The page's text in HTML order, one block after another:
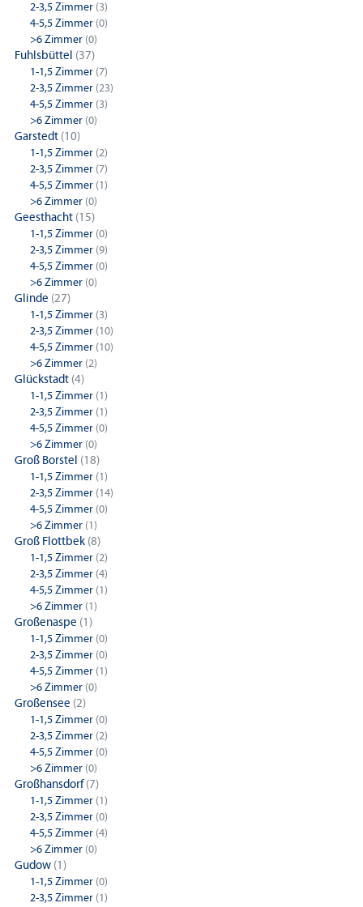
2-3,5 Zimmer (3)
4-5,5 Zimmer (0)
>6 Zimmer (0)
Fuhlsbüttel (37)
1-1,5 Zimmer (7)
2-3,5 Zimmer (23)
4-5,5 Zimmer (3)
>6 Zimmer (0)
Garstedt (10)
1-1,5 Zimmer (2)
2-3,5 Zimmer (7)
4-5,5 Zimmer (1)
>6 Zimmer (0)
Geesthacht (15)
1-1,5 Zimmer (0)
2-3,5 Zimmer (9)
4-5,5 Zimmer (0)
>6 Zimmer (0)
Glinde (27)
1-1,5 Zimmer (3)
2-3,5 Zimmer (10)
4-5,5 Zimmer (10)
>6 Zimmer (2)
Glückstadt (4)
1-1,5 Zimmer (1)
2-3,5 Zimmer (1)
4-5,5 Zimmer (0)
>6 Zimmer (0)
Groß Borstel (18)
1-1,5 Zimmer (1)
2-3,5 Zimmer (14)
4-5,5 Zimmer (0)
>6 Zimmer (1)
Groß Flottbek (8)
1-1,5 Zimmer (2)
2-3,5 Zimmer (4)
4-5,5 Zimmer (1)
>6 Zimmer (1)
Großenaspe (1)
1-1,5 Zimmer (0)
2-3,5 Zimmer (0)
4-5,5 Zimmer (1)
>6 Zimmer (0)
Großensee (2)
1-1,5 Zimmer (0)
2-3,5 Zimmer (2)
4-5,5 Zimmer (0)
>6 Zimmer (0)
Großhansdorf(7)
1-1,5 Zimmer (1)
2-3,5 Zimmer (0)
4-5,5 Zimmer (4)
>6 Zimmer (0)
Gudow (1)
1-1,5 Zimmer (0)
2-3,5 Zimmer (1)